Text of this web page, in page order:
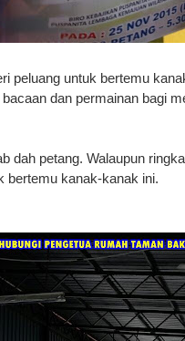
peluang untuk bertemu
dan permainan bagi
dah petang. Walaupun
bertemu kanak-kanak ini.